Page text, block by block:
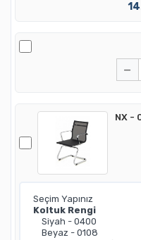
−
NX -